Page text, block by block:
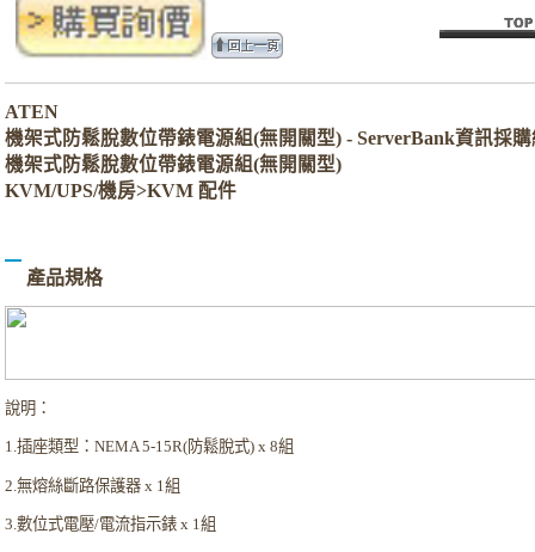
ATEN
機架式防鬆脫數位帶錶電源組(無開關型) - ServerBank資訊採購
機架式防鬆脫數位帶錶電源組(無開關型)
KVM/UPS/機房>KVM 配件
產品規格
說明：
1.插座類型：NEMA 5-15R(防鬆脫式) x 8組
2.無熔絲斷路保護器 x 1組
3.數位式電壓/電流指示錶 x 1組